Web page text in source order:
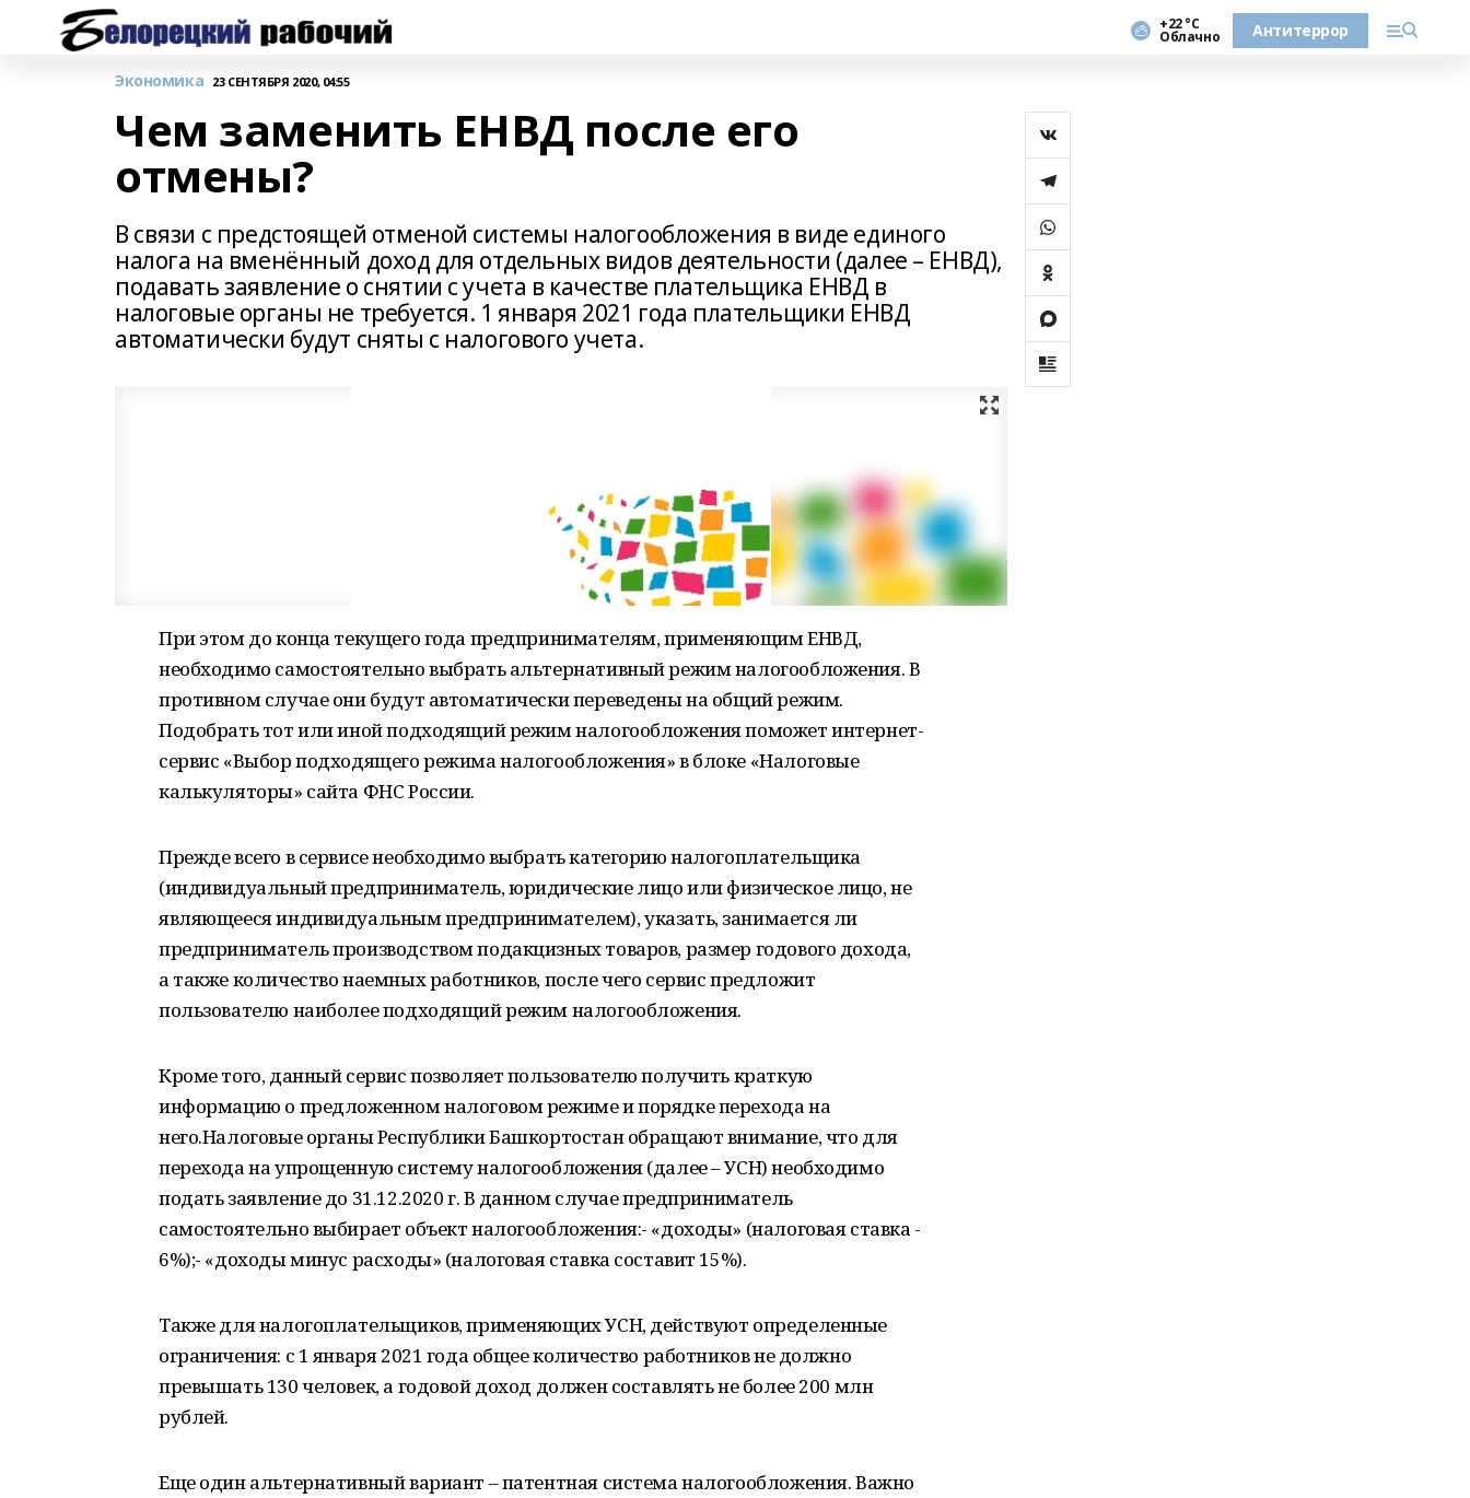
+22 °С
Облачно Антитеррор
Экономика 23 СЕНТЯБРЯ 2020, 04:55
Чем заменить ЕНВД после его
отмены?
В связи с предстоящей отменой системы налогообложения в виде единого
налога на вменённый доход для отдельных видов деятельности (далее – ЕНВД),
подавать заявление о снятии с учета в качестве плательщика ЕНВД в
налоговые органы не требуется. 1 января 2021 года плательщики ЕНВД
автоматически будут сняты с налогового учета.
При этом до конца текущего года предпринимателям, применяющим ЕНВД,
необходимо самостоятельно выбрать альтернативный режим налогообложения. В
противном случае они будут автоматически переведены на общий режим.
Подобрать тот или иной подходящий режим налогообложения поможет интернет-
сервис «Выбор подходящего режима налогообложения» в блоке «Налоговые
калькуляторы» сайта ФНС России.
Прежде всего в сервисе необходимо выбрать категорию налогоплательщика
(индивидуальный предприниматель, юридические лицо или физическое лицо, не
являющееся индивидуальным предпринимателем), указать, занимается ли
предприниматель производством подакцизных товаров, размер годового дохода,
а также количество наемных работников, после чего сервис предложит
пользователю наиболее подходящий режим налогообложения.
Кроме того, данный сервис позволяет пользователю получить краткую
информацию о предложенном налоговом режиме и порядке перехода на
него.Налоговые органы Республики Башкортостан обращают внимание, что для
перехода на упрощенную систему налогообложения (далее – УСН) необходимо
подать заявление до 31.12.2020 г. В данном случае предприниматель
самостоятельно выбирает объект налогообложения:- «доходы» (налоговая ставка -
6%);- «доходы минус расходы» (налоговая ставка составит 15%).
Также для налогоплательщиков, применяющих УСН, действуют определенные
ограничения: с 1 января 2021 года общее количество работников не должно
превышать 130 человек, а годовой доход должен составлять не более 200 млн
рублей.
Еще один альтернативный вариант – патентная система налогообложения. Важно